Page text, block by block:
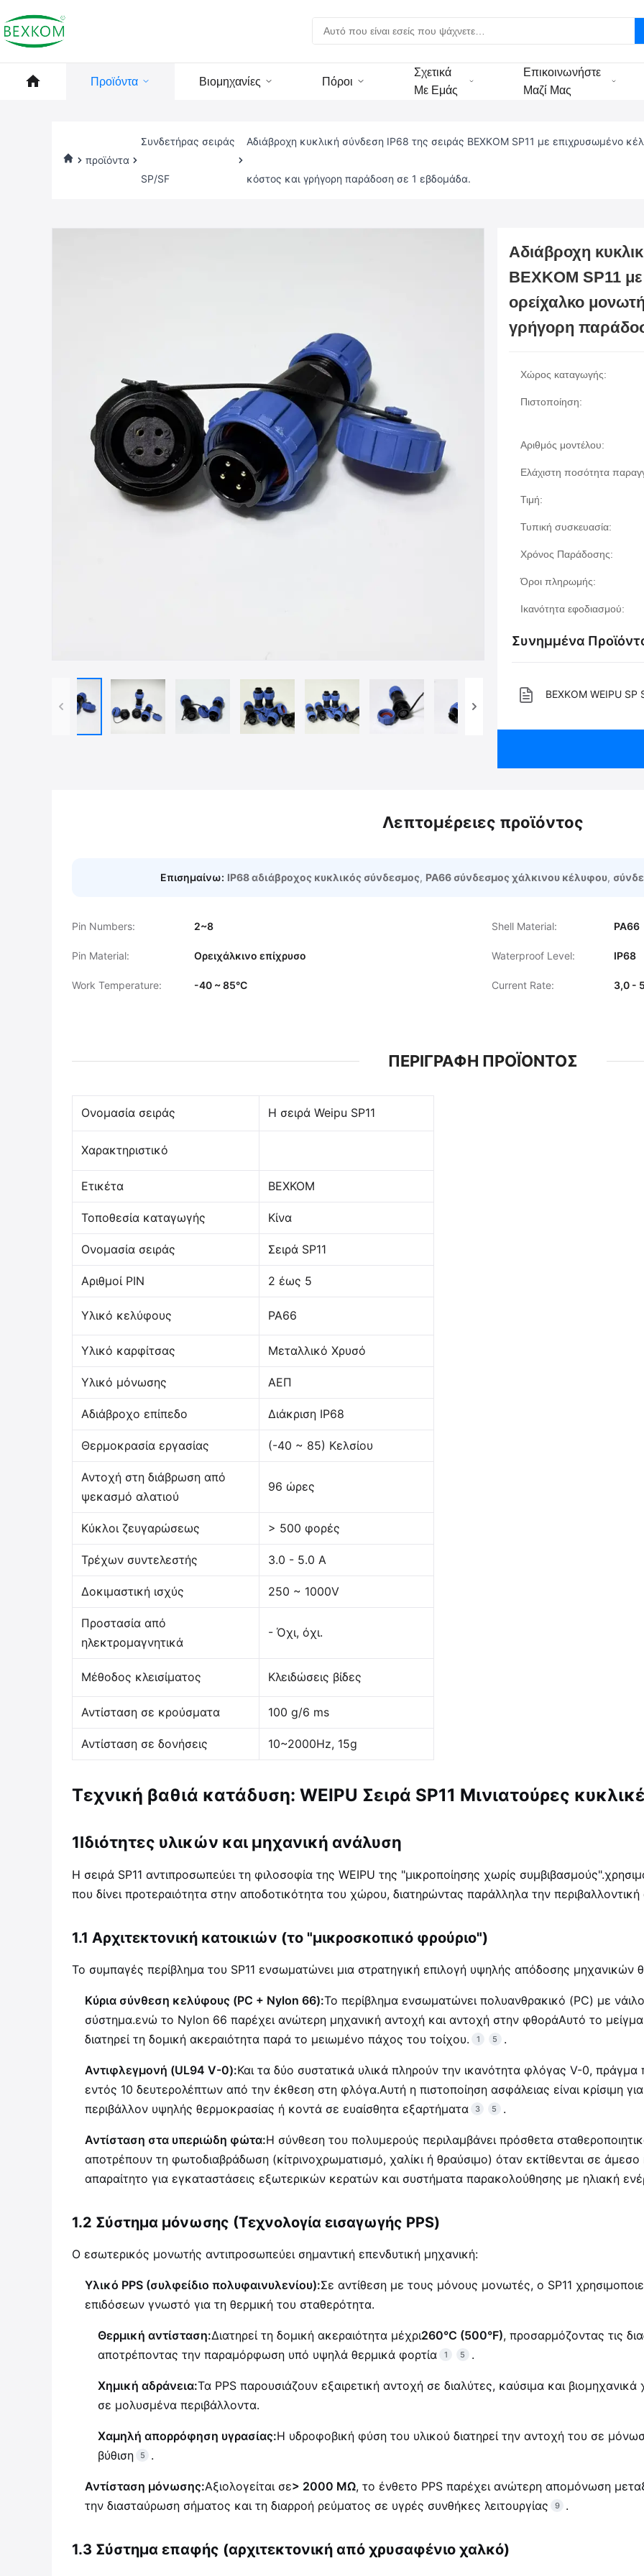
Προϊόντα Βιομηχανίες Πόροι
Σχετικά
Με Εμάς
Επικοινωνήστε
Μαζί Μας
προϊόντα
Συνδετήρας σειράς
SP/SF
Αδιάβροχη κυκλική σύνδεση IP68 της σειράς BEXKOM SP11 με επιχρυσωμένο
κόστος και γρήγορη παράδοση σε 1 εβδομάδα.
Αδιάβροχη
BEXKOM SP11
ορείχαλκο
γρήγορη
Χώρος καταγωγής:
Πιστοποίηση:
Αριθμός μοντέλου:
Ελάχιστη ποσότητα
Τιμή:
Τυπική συσκευασία:
Χρόνος Παράδοσης:
Όροι πληρωμής:
Ικανότητα εφοδιασμού:
Συνημμένα
BEXKOM WEIPU
Λεπτομέρειες προϊόντος
Επισημαίνω: IP68 αδιάβροχος κυκλικός σύνδεσμος, PA66 σύνδεσμος χάλκινου κέλυφου,
Pin Numbers: 2~8 Shell Material: PA66
Pin Material: Ορειχάλκινο επίχρυσο Waterproof Level: IP68
Work Temperature: -40 ~ 85°C Current Rate: 3,0 -
ΠΕΡΙΓΡΑΦΉ ΠΡΟΪΌΝΤΟΣ
Ονομασία σειράς Η σειρά Weipu SP11
Χαρακτηριστικό
Ετικέτα BEXKOM
Τοποθεσία καταγωγής Κίνα
Ονομασία σειράς Σειρά SP11
Αριθμοί PIN 2 έως 5
Υλικό κελύφους PA66
Υλικό καρφίτσας Μεταλλικό Χρυσό
Υλικό μόνωσης ΑΕΠ
Αδιάβροχο επίπεδο Διάκριση IP68
Θερμοκρασία εργασίας (-40 ~ 85) Κελσίου
Αντοχή στη διάβρωση από
ψεκασμό αλατιού
96 ώρες
Κύκλοι ζευγαρώσεως > 500 φορές
Τρέχων συντελεστής 3.0 - 5.0 Α
Δοκιμαστική ισχύς 250 ~ 1000V
Προστασία από
ηλεκτρομαγνητικά
- Όχι, όχι.
Μέθοδος κλεισίματος Κλειδώσεις βίδες
Αντίσταση σε κρούσματα 100 g/6 ms
Αντίσταση σε δονήσεις 10~2000Hz, 15g
Τεχνική βαθιά κατάδυση: WEIPU Σειρά SP11 Μινιατούρες
1Ιδιότητες υλικών και μηχανική ανάλυση
Η σειρά SP11 αντιπροσωπεύει τη φιλοσοφία της WEIPU της "μικροποίησης χωρίς
που δίνει προτεραιότητα στην αποδοτικότητα του χώρου, διατηρώντας παράλληλα την
1.1 Αρχιτεκτονική κατοικιών (το "μικροσκοπικό φρούριο")
Το συμπαγές περίβλημα του SP11 ενσωματώνει μια στρατηγική επιλογή υψηλής απόδοσης μηχανικών
Κύρια σύνθεση κελύφους (PC + Nylon 66):Το περίβλημα ενσωματώνει πολυανθρακικό (PC) με
σύστημα.ενώ το Nylon 66 παρέχει ανώτερη μηχανική αντοχή και αντοχή στην φθοράΑυτό το μείγμα
διατηρεί τη δομική ακεραιότητα παρά το μειωμένο πάχος του τοίχου.
1 5 .
Αντιφλεγμονή (UL94 V-0):Και τα δύο συστατικά υλικά πληρούν την ικανότητα φλόγας V-0, πράγμα
εντός 10 δευτερολέπτων από την έκθεση στη φλόγα.Αυτή η πιστοποίηση ασφάλειας είναι κρίσιμη
περιβάλλον υψηλής θερμοκρασίας ή κοντά σε ευαίσθητα εξαρτήματα
3 5 .
Αντίσταση στα υπεριώδη φώτα:Η σύνθεση του πολυμερούς περιλαμβάνει πρόσθετα
αποτρέπουν τη φωτοδιαβράδωση (κίτρινοχρωματισμό, χαλίκι ή θραύσιμο) όταν εκτίθενται σε
απαραίτητο για εγκαταστάσεις εξωτερικών κερατών και συστήματα παρακολούθησης με ηλιακή
1.2 Σύστημα μόνωσης (Τεχνολογία εισαγωγής PPS)
Ο εσωτερικός μονωτής αντιπροσωπεύει σημαντική επενδυτική μηχανική:
Υλικό PPS (συλφείδιο πολυφαινυλενίου):Σε αντίθεση με τους μόνους μονωτές, ο SP11
επιδόσεων γνωστό για τη θερμική του σταθερότητα.
Θερμική αντίσταση:Διατηρεί τη δομική ακεραιότητα μέχρι260°C (500°F), προσαρμόζοντας τις
αποτρέποντας την παραμόρφωση υπό υψηλά θερμικά φορτία
1 5 .
Χημική αδράνεια:Τα PPS παρουσιάζουν εξαιρετική αντοχή σε διαλύτες, καύσιμα και
σε μολυσμένα περιβάλλοντα.
Χαμηλή απορρόφηση υγρασίας:Η υδροφοβική φύση του υλικού διατηρεί την αντοχή του σε
βύθιση
5 .
Αντίσταση μόνωσης:Αξιολογείται σε> 2000 MΩ, το ένθετο PPS παρέχει ανώτερη απομόνωση
την διασταύρωση σήματος και τη διαρροή ρεύματος σε υγρές συνθήκες λειτουργίας
9 .
1.3 Σύστημα επαφής (αρχιτεκτονική από χρυσαφένιο χαλκό)